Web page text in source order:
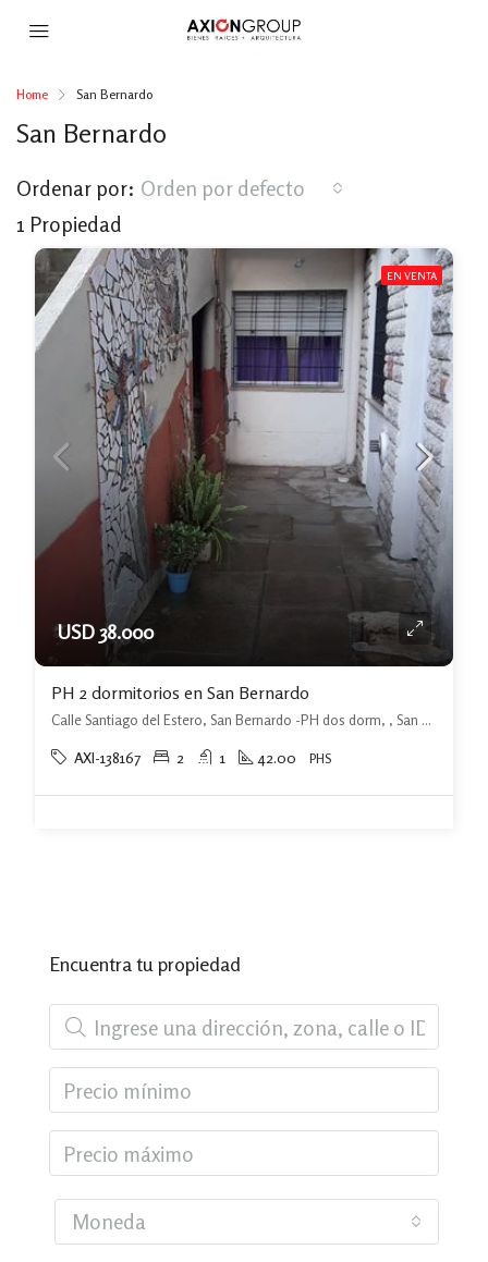
Home San Bernardo
San Bernardo
1 Propiedad
Ordenar por: Orden por defecto
EN VENTA
USD 38.000
PH 2 dormitorios en San Bernardo
Calle Santiago del Estero, San Bernardo -PH dos dorm, , San Bernardo
AXI-138167 2 1 42.00 PHS
Encuentra tu propiedad
Moneda